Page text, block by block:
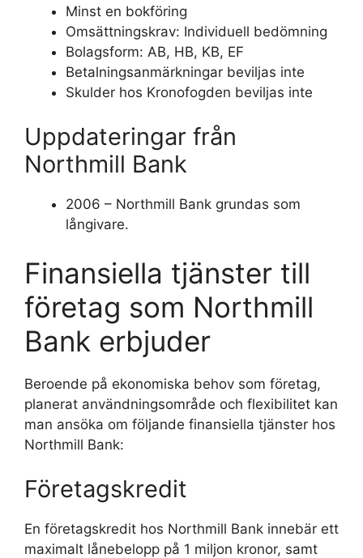
Minst en bokföring
Omsättningskrav: Individuell bedömning
Bolagsform: AB, HB, KB, EF
Betalningsanmärkningar beviljas inte
Skulder hos Kronofogden beviljas inte
Uppdateringar från
Northmill Bank
2006 – Northmill Bank grundas som
långivare.
Finansiella tjänster till
företag som Northmill
Bank erbjuder
Beroende på ekonomiska behov som företag,
planerat användningsområde och flexibilitet kan
man ansöka om följande finansiella tjänster hos
Northmill Bank:
Företagskredit
En företagskredit hos Northmill Bank innebär ett
maximalt lånebelopp på 1 miljon kronor, samt